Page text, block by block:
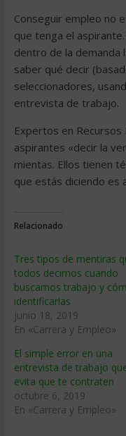
Conseguir empleo no
que tenga el
dentro de la demanda
saber qué decir
seleccionadores,
entrevista de trabajo.
Expertos en Recursos
aspirantes «decir la
mientas. Ellos tienen
que estás diciendo es
Relacionado
Tres tipos de mentiras
todos decimos cuando
buscamos trabajo y
identificarlas
junio 18, 2019
En «Carrera y Empleo»
El simple error en una
entrevista de trabajo
evita que te contraten
octubre 6, 2019
En «Carrera y Empleo»